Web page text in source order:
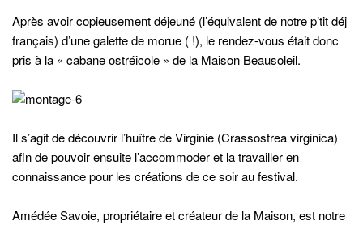
Après avoir copieusement déjeuné (l’équivalent de notre p’tit déj
français) d’une galette de morue ( !), le rendez-vous était donc
pris à la « cabane ostréicole » de la Maison Beausoleil.
Il s’agit de découvrir l’huître de Virginie (Crassostrea virginica)
afin de pouvoir ensuite l’accommoder et la travailler en
connaissance pour les créations de ce soir au festival.
Amédée Savoie, propriétaire et créateur de la Maison, est notre